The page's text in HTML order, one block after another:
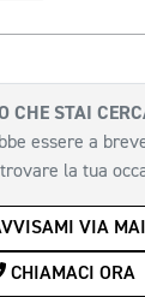
CHE STAI
essere a
la tua
VIA
CHIAMACI ORA